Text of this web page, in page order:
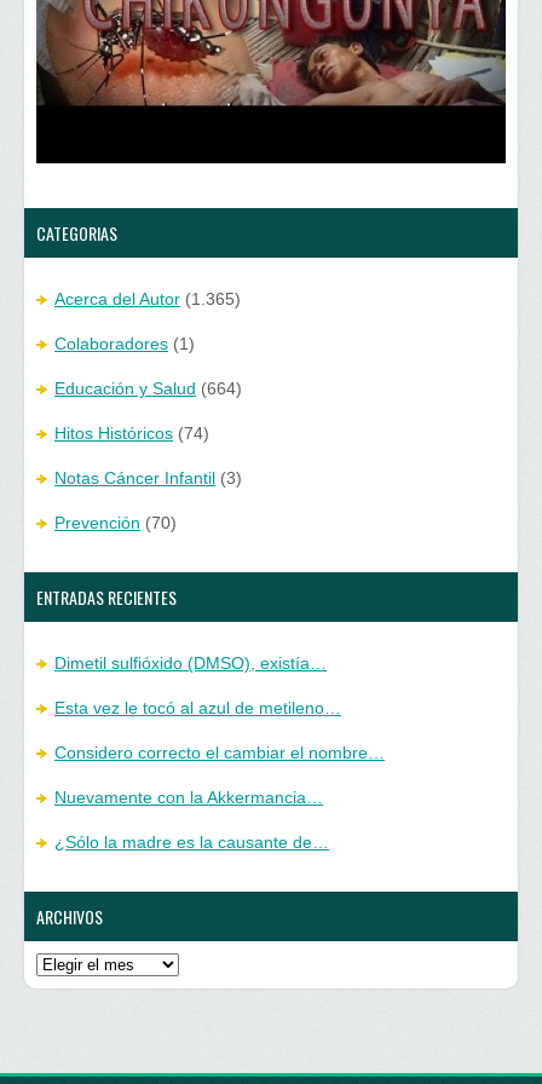
a
v
e
n
t
a
n
a
v
n
a
v
e
n
t
a
n
e
)
CATEGORIAS
Acerca del Autor (1.365)
Colaboradores (1)
Educación y Salud (664)
Hitos Históricos (74)
Notas Cáncer Infantil (3)
Prevención (70)
ENTRADAS RECIENTES
Dimetil sulfióxido (DMSO), existía…
Esta vez le tocó al azul de metileno…
Considero correcto el cambiar el nombre…
Nuevamente con la Akkermancia…
¿Sólo la madre es la causante de…
ARCHIVOS
Archivos